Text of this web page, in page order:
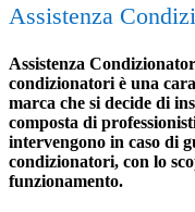
Assistenza
Assistenza
condizionatori è una
marca che si decide di
composta di
intervengono in caso di
condizionatori, con lo
funzionamento.